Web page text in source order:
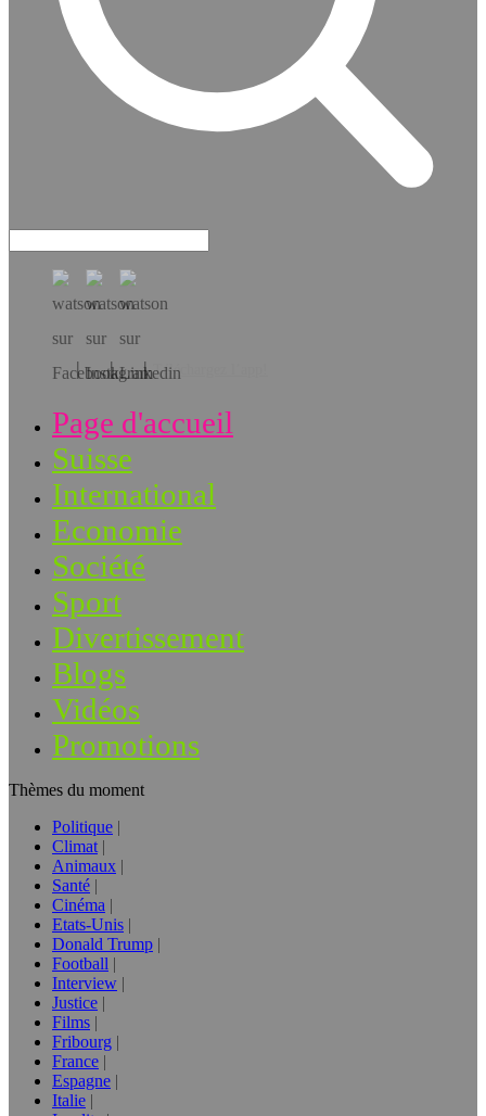
Téléchargez l’app!
Page d'accueil
Suisse
International
Economie
Société
Sport
Divertissement
Blogs
Vidéos
Promotions
Thèmes du moment
Politique
Climat
Animaux
Santé
Cinéma
Etats-Unis
Donald Trump
Football
Interview
Justice
Films
Fribourg
France
Espagne
Italie